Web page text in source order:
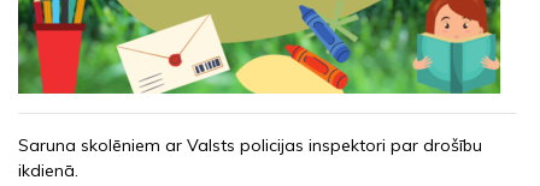
Saruna skolēniem ar Valsts policijas inspektori par drošību
ikdienā.